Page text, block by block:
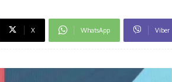
X WhatsApp Viber